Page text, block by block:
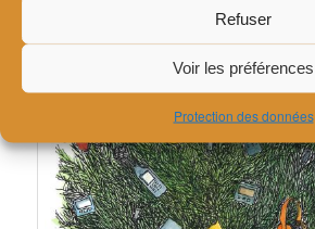
Refuser
Voir les préférences
Protection des données